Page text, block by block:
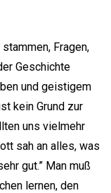
Fragen,
Geschichte
und geistigem
kein Grund zur
uns vielmehr
ott sah an alles, was
gut.” Man muß
lernen, den